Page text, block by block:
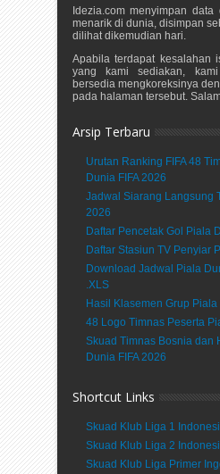
Idezia.com menyimpan
menarik di dunia, disimpan
dilihat dikemudian hari.
Apabila terdapat kesalahan
yang kami sediakan,
bersedia mengkoreksinya
pada halaman tersebut.
Arsip Terbaru
Urutan Ranking FIFA 48
Dunia FIFA 2026
Jadwal Siarang Langsung
2026
Daftar Pencetak Gol Piala
Daftar Stasiun TV Penyiar
Download Jadwal Piala
.XLS
Hasil Klasemen Grup Piala
48 Logo Timnas Peserta
Skuad Timnas Bosnia dan
Dunia FIFA 2026
Shortcut Links
Skuad Klub Liga 1
Skuad Klub Liga 2
Skuad Klub Liga Primer